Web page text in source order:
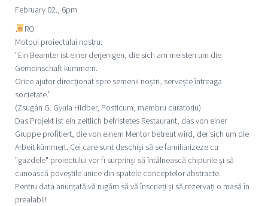
February 02., 6pm
RO
Motoul proiectului nostru:
"Ein Beamter ist einer derjenigen, die sich am meisten um die
Gemeinschaft kümmern.
Orice ajutor direcționat spre semenii noștri, servește întreaga
societate."
(Zsugán G. Gyula Hidber, Posticum, membru curatoriu)
Das Projekt ist ein zeitlich befristetes Restaurant, das von einer
Gruppe profitiert, die von einem Mentor betreut wird, der sich um die
Arbeit kümmert. Cei care sunt deschiși să se familiarizeze cu
"gazdele" proiectului vor fi surprinși să întâlnească chipurile și să
cunoască poveștile unice din spatele conceptelor abstracte.
Pentru data anunțată vă rugăm să vă înscrieți și să rezervați o masă în
prealabil!